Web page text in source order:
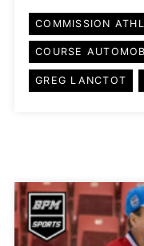
COMMISSION
COURSE
GREG LANCTOT